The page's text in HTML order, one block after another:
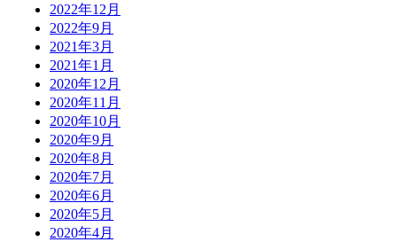
2022年12月
2022年9月
2021年3月
2021年1月
2020年12月
2020年11月
2020年10月
2020年9月
2020年8月
2020年7月
2020年6月
2020年5月
2020年4月